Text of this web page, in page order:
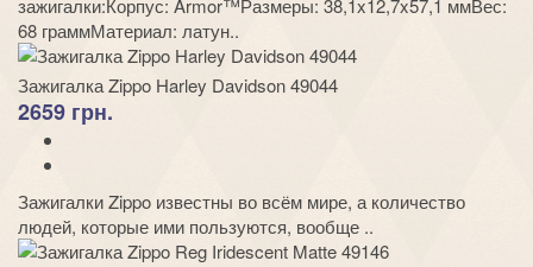
зажигалки:Корпус: Armor™Размеры: 38,1x12,7x57,1 ммВес:
68 граммМатериал: латун..
Зажигалка Zippo Harley Davidson 49044
2659 грн.
Зажигалки Zippo известны во всём мире, а количество
людей, которые ими пользуются, вообще ..